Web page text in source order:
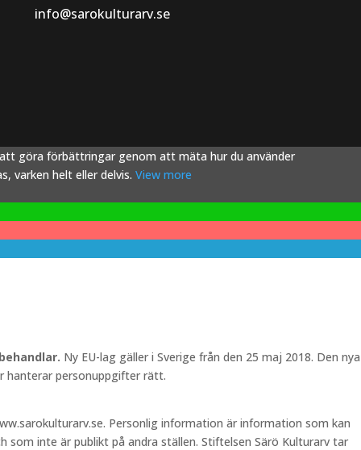
info@sarokulturarv.se
att göra förbättringar genom att mäta hur du använder
varken helt eller delvis. View more
Ny EU-lag gäller i Sverige från den 25 maj 2018. Den nya
hanterar personuppgifter rätt.
Personlig information är information som kan
inte är publikt på andra ställen. Stiftelsen Särö Kulturarv tar